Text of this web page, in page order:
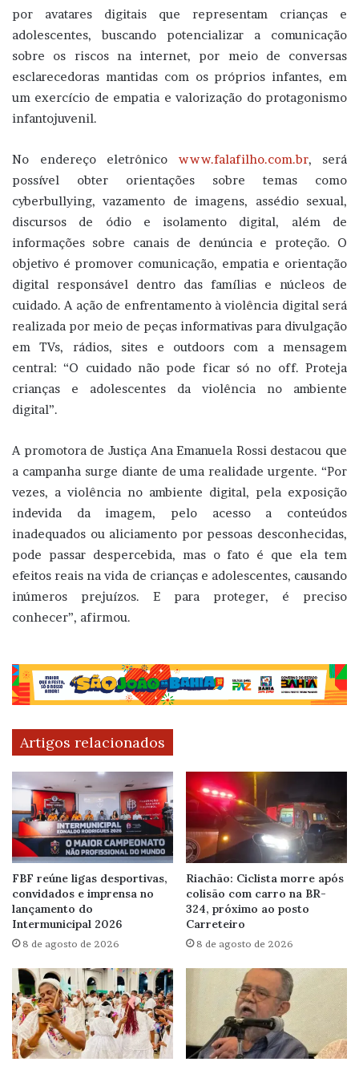
por avatares digitais que representam crianças e
adolescentes, buscando potencializar a comunicação
sobre os riscos na internet, por meio de conversas
esclarecedoras mantidas com os próprios infantes, em
um exercício de empatia e valorização do protagonismo
infantojuvenil.
No endereço eletrônico www.falafilho.com.br, será
possível obter orientações sobre temas como
cyberbullying, vazamento de imagens, assédio sexual,
discursos de ódio e isolamento digital, além de
informações sobre canais de denúncia e proteção. O
objetivo é promover comunicação, empatia e orientação
digital responsável dentro das famílias e núcleos de
cuidado. A ação de enfrentamento à violência digital será
realizada por meio de peças informativas para divulgação
em TVs, rádios, sites e outdoors com a mensagem
central: “O cuidado não pode ficar só no off. Proteja
crianças e adolescentes da violência no ambiente
digital”.
A promotora de Justiça Ana Emanuela Rossi destacou que
a campanha surge diante de uma realidade urgente. “Por
vezes, a violência no ambiente digital, pela exposição
indevida da imagem, pelo acesso a conteúdos
inadequados ou aliciamento por pessoas desconhecidas,
pode passar despercebida, mas o fato é que ela tem
efeitos reais na vida de crianças e adolescentes, causando
inúmeros prejuízos. E para proteger, é preciso
conhecer”, afirmou.
Artigos relacionados
FBF reúne ligas desportivas,
convidados e imprensa no
lançamento do
Intermunicipal 2026
8 de agosto de 2026
Riachão: Ciclista morre após
colisão com carro na BR-
324, próximo ao posto
Carreteiro
8 de agosto de 2026